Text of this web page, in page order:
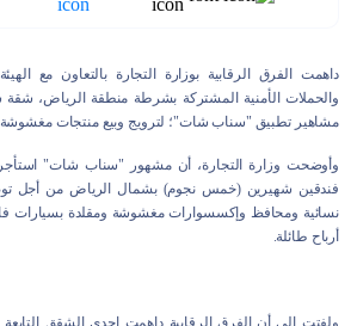
داهمت الفرق الرقابية بوزارة التجارة بالتعاون مع
والحملات الأمنية المشتركة بشرطة منطقة الرياض،
مشاهير تطبيق "سناب شات"؛ لترويج وبيع منتجات مغشوشة
فندقين شهيرين (خمس نجوم) بشمال الرياض من أجل
نسائية ومحافظ وإكسسوارات مغشوشة ومقلدة بسيارات
أرباح طائلة.